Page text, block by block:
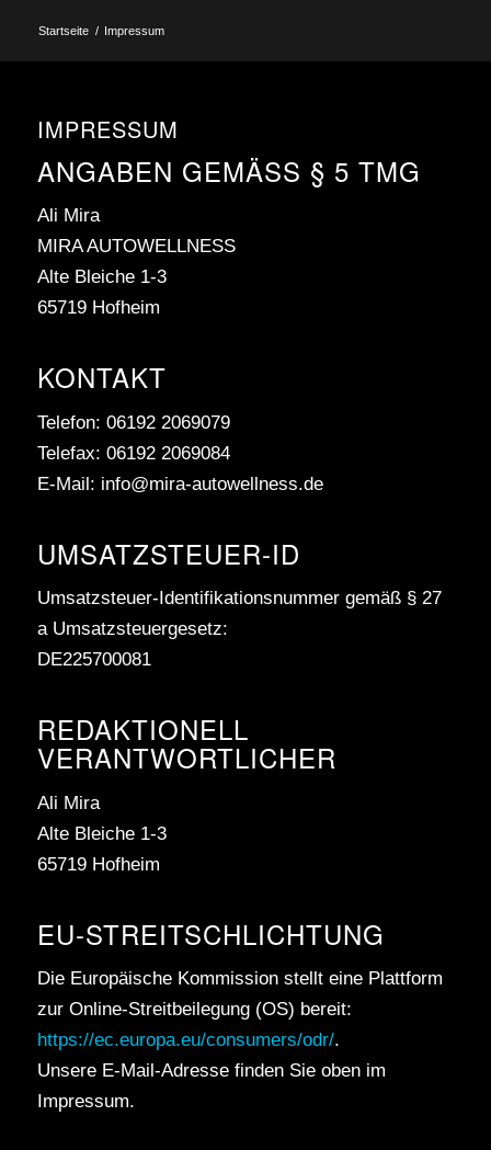
Startseite / Impressum
IMPRESSUM
ANGABEN GEMÄSS § 5 TMG
Ali Mira
MIRA AUTOWELLNESS
Alte Bleiche 1-3
65719 Hofheim
KONTAKT
Telefon: 06192 2069079
Telefax: 06192 2069084
E-Mail: info@mira-autowellness.de
UMSATZSTEUER-ID
Umsatzsteuer-Identifikationsnummer gemäß § 27
a Umsatzsteuergesetz:
DE225700081
REDAKTIONELL
VERANTWORTLICHER
Ali Mira
Alte Bleiche 1-3
65719 Hofheim
EU-STREITSCHLICHTUNG
Die Europäische Kommission stellt eine Plattform
zur Online-Streitbeilegung (OS) bereit:
https://ec.europa.eu/consumers/odr/.
Unsere E-Mail-Adresse finden Sie oben im
Impressum.